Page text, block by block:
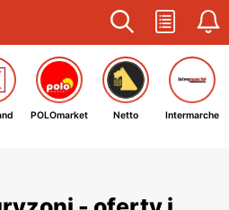
POLOmarket Netto Intermarche